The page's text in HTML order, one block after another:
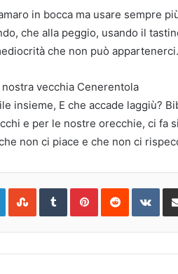
in bocca ma usare sempre
che alla peggio, usando il
che non può appartenerci.
vecchia Cenerentola
insieme, E che accade laggiù?
e per le nostre orecchie, ci fa
non ci piace e che non ci
LinkedInStumbleUpon
TumblrPinterestReddit